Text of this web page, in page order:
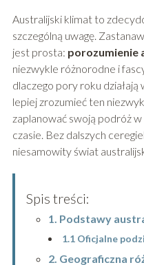
Australijski klimat to
szczególną uwagę.
jest prosta: porozumienie
niezwykle różnorodne i
dlaczego pory roku
lepiej zrozumieć ten
zaplanować swoją podróż
czasie. Bez dalszych
niesamowity świat
Spis treści:
1. Podstawy
1.1 Oficjalne
2. Geograficzna